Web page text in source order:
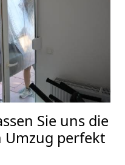
Sie uns die
Umzug perfekt